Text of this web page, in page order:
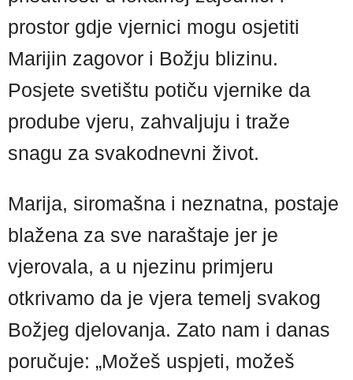
prostor gdje vjernici mogu osjetiti
Marijin zagovor i Božju blizinu.
Posjete svetištu potiču vjernike da
prodube vjeru, zahvaljuju i traže
snagu za svakodnevni život.
Marija, siromašna i neznatna, postaje
blažena za sve naraštaje jer je
vjerovala, a u njezinu primjeru
otkrivamo da je vjera temelj svakog
Božjeg djelovanja. Zato nam i danas
poručuje: „Možeš uspjeti, možeš